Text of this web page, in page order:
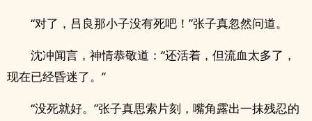
“对了，吕良那小子没有死吧！”张子真忽然问道。
沈冲闻言，神情恭敬道：“还活着，但流血太多了，
现在已经昏迷了。”
“没死就好。”张子真思索片刻，嘴角露出一抹残忍的